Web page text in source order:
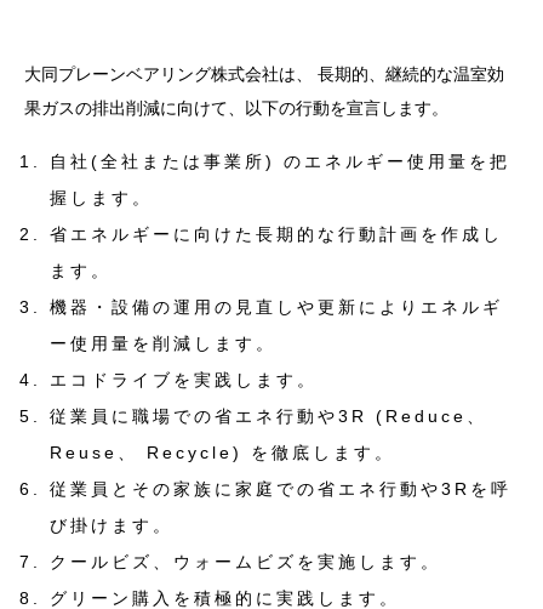
大同プレーンベアリング株式会社は、 長期的、継続的な温室効
果ガスの排出削減に向けて、以下の行動を宣言します。
自社(全社または事業所) のエネルギー使用量を把
握します。
省エネルギーに向けた長期的な行動計画を作成し
ます。
機器・設備の運用の見直しや更新によりエネルギ
ー使用量を削減します。
エコドライブを実践します。
従業員に職場での省エネ行動や3R (Reduce、
Reuse、 Recycle) を徹底します。
従業員とその家族に家庭での省エネ行動や3Rを呼
び掛けます。
クールビズ、ウォームビズを実施します。
グリーン購入を積極的に実践します。